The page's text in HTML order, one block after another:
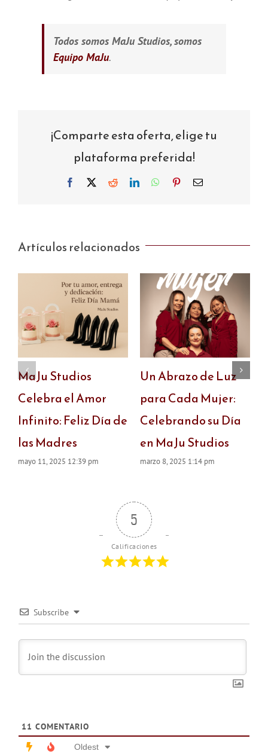
Todos somos MaJu Studios, somos
Equipo MaJu.
¡Comparte esta oferta, elige tu
plataforma preferida!
Facebook RedditLinkedInWhatsApp
PinterestCorreo
Artículos relacionados
MaJu Studios
Celebra el Amor
Infinito: Feliz Día de
las Madres
mayo 11, 2025 12:39 pm
Un Abrazo de Luz
para Cada Mujer:
Celebrando su Día
en MaJu Studios
marzo 8, 2025 1:14 pm
5
Calificaciones
Subscribe
11 COMENTARIO
Oldest